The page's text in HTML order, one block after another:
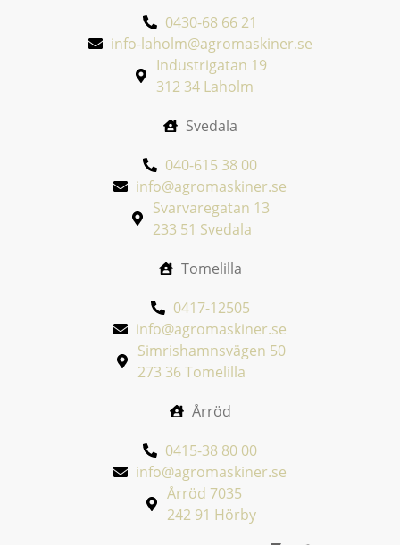
0430-68 66 21
info-laholm@agromaskiner.se
Industrigatan 19
312 34 Laholm
Svedala
040-615 38 00
info@agromaskiner.se
Svarvaregatan 13
233 51 Svedala
Tomelilla
0417-12505
info@agromaskiner.se
Simrishamnsvägen 50
273 36 Tomelilla
Årröd
0415-38 80 00
info@agromaskiner.se
Årröd 7035
242 91 Hörby